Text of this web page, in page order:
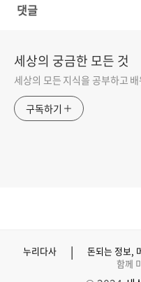
댓글
세상의 궁금한 모든 것
세상의 모든 지식을 공부하고
구독하기
누리다사 | 돈되는 정보,
함께